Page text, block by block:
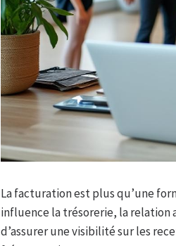
La facturation est plus qu’une
influence la trésorerie, la relation
d’assurer une visibilité sur les